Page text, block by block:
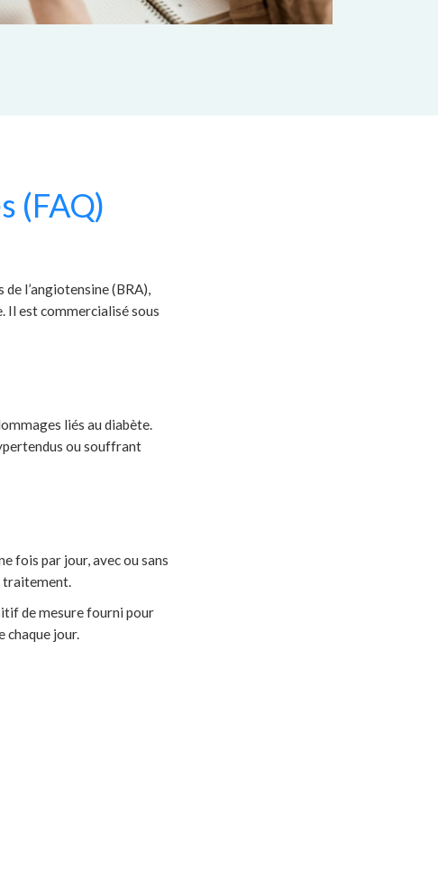
(FAQ)
l’angiotensine (BRA),
Il est commercialisé sous
liés au diabète.
ou souffrant
fois par jour, avec ou sans
traitement.
de mesure fourni pour
chaque jour.